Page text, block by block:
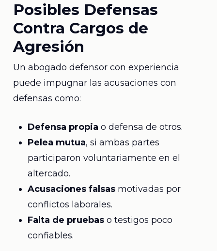
Posibles Defensas
Contra Cargos de
Agresión
Un abogado defensor con experiencia
puede impugnar las acusaciones con
defensas como:
Defensa propia o defensa de otros.
Pelea mutua, si ambas partes
participaron voluntariamente en el
altercado.
Acusaciones falsasmotivadas por
conflictos laborales.
Falta de pruebaso testigos poco
confiables.